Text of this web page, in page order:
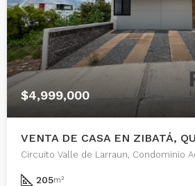
$4,999,000
VENTA DE CASA EN ZIBATÁ,
205m²